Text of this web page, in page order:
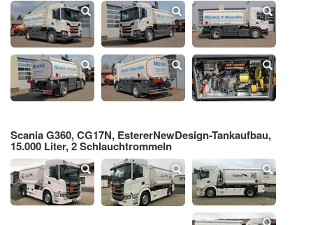
Scania G360, CG17N, EstererNewDesign-Tankaufbau,
15.000 Liter, 2 Schlauchtrommeln